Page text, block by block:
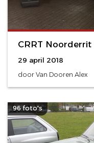
CRRT Noorderrit
29 april 2018
door Van Dooren Alex
96 foto's